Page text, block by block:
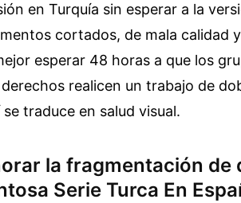
en Turquía sin esperar a la
cortados, de mala calidad
esperar 48 horas a que los
realicen un trabajo de
se traduce en salud visual.
la fragmentación de
Serie Turca En